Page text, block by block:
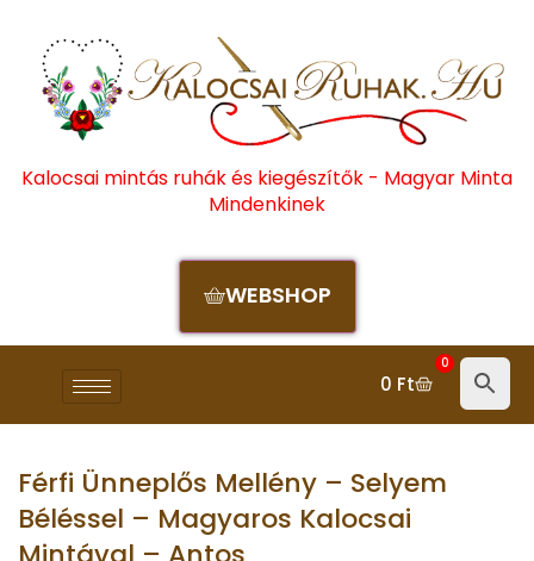
Kalocsai mintás ruhák és kiegészítők - Magyar Minta
Mindenkinek
WEBSHOP
0 Ft
0
Férfi Ünneplős Mellény – Selyem
Béléssel – Magyaros Kalocsai